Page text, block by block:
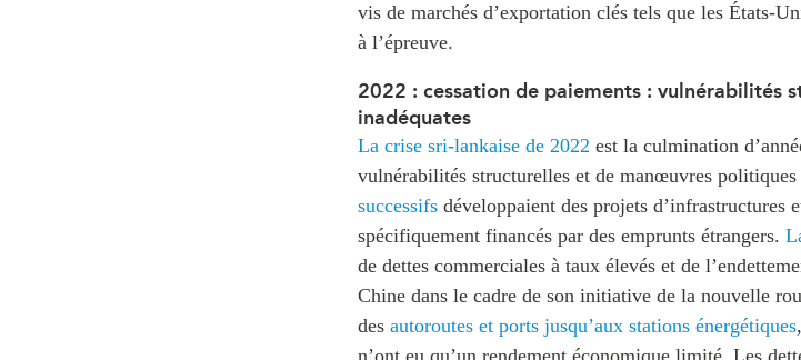
vis de marchés d’exportation clés tels que les États-
à l’épreuve.
2022 : cessation de paiements : vulnérabilités
inadéquates
La crise sri-lankaise de 2022 est la culmination
vulnérabilités structurelles et de manœuvres politiques
successifs développaient des projets d’infrastructures
spécifiquement financés par des emprunts étrangers.
de dettes commerciales à taux élevés et de
Chine dans le cadre de son initiative de la nouvelle
des autoroutes et ports jusqu’aux stations énergétiques